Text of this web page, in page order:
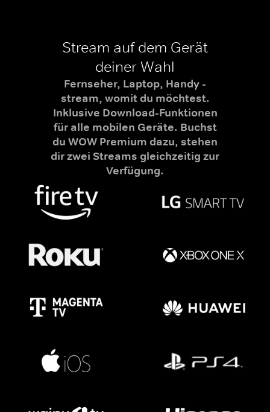
Stream auf dem Gerät
deiner Wahl
Fernseher, Laptop, Handy -
stream, womit du möchtest.
Inklusive Download-Funktionen
für alle mobilen Geräte. Buchst
du WOW Premium dazu, stehen
dir zwei Streams gleichzeitig zur
Verfügung.